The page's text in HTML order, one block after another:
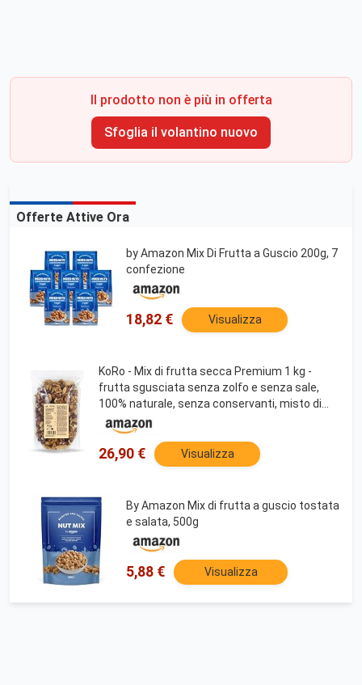
Il prodotto non è più in offerta
Sfoglia il volantino nuovo
Offerte Attive Ora
by Amazon Mix Di Frutta a Guscio 200g, 7
confezione
18,82 € Visualizza
KoRo - Mix di frutta secca Premium 1 kg -
frutta sgusciata senza zolfo e senza sale,
100% naturale, senza conservanti, misto di
frutta a guscio, ideale per sportivi, proteico e
vegano
26,90 € Visualizza
By Amazon Mix di frutta a guscio tostata
e salata, 500g
5,88 € Visualizza